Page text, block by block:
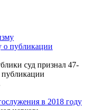
о публикации
суд признал 47-
в 2018 году